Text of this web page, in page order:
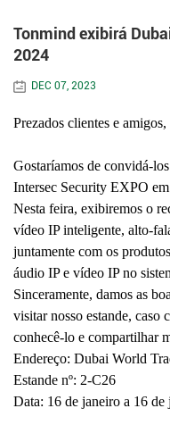
Tonmind exibirá
2024
DEC 07, 2023
Prezados clientes e amigos,
Gostaríamos de convidá-
Intersec Security EXPO
Nesta feira, exibiremos o
vídeo IP inteligente, alto-
juntamente com os
áudio IP e vídeo IP no
Sinceramente, damos as
visitar nosso estande, caso
conhecê-lo e compartilhar
Endereço: Dubai World
Estande nº: 2-C26
Data: 16 de janeiro a 16